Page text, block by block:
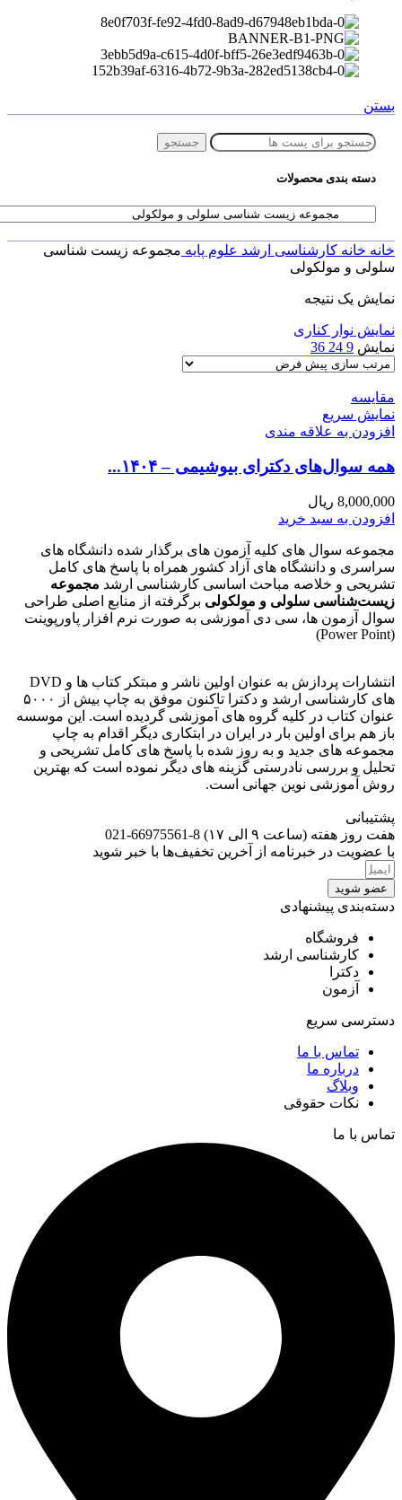
بستن
جستجو
دسته بندی محصولات
خانه خانه کارشناسی ارشد علوم پایه مجموعه زیست شناسی
سلولی و مولکولی
نمایش یک نتیجه
نمایش نوار کناری
نمایش 9
24
36
مقايسه
نمایش سریع
افزودن به علاقه مندی
همه سوال‌های دکترای بیوشیمی – ۱۴۰۴...
8,000,000 ریال
افزودن به سبد خرید
مجموعه سوال های کلیه آزمون های برگذار شده دانشگاه های
سراسری و دانشگاه های آزاد کشور همراه با پاسخ های کامل
تشریحی و خلاصه مباحث اساسی کارشناسی ارشد مجموعه
زیست‌شناسی سلولی و مولکولی برگرفته از منابع اصلی طراحی
سوال آزمون ها، سی دی آموزشی به صورت نرم افزار پاورپوینت
(Power Point)
انتشارات پردازش به عنوان اولین ناشر و مبتکر کتاب ها و DVD
های کارشناسی ارشد و دکترا تاکنون موفق به چاپ بیش از ۵۰۰۰
عنوان کتاب در کلیه گروه های آموزشی گردیده است. این موسسه
باز هم برای اولین بار در ایران در ابتکاری دیگر اقدام به چاپ
مجموعه های جدید و به روز شده با پاسخ های کامل تشریحی و
تحلیل و بررسی نادرستی گزینه های دیگر نموده است که بهترین
روش آموزشی نوین جهانی است.
پشتیبانی
هفت روز هفته (ساعت ۹ الی ۱۷) 8-66975561-021
با عضویت در خبرنامه از آخرین تخفیف‌ها با خبر شوید
عضو شوید
دسته‌بندی پیشنهادی
فروشگاه
کارشناسی ارشد
دکترا
آزمون
دسترسی سریع
تماس با ما
درباره ما
وبلاگ
نکات حقوقی
تماس با ما